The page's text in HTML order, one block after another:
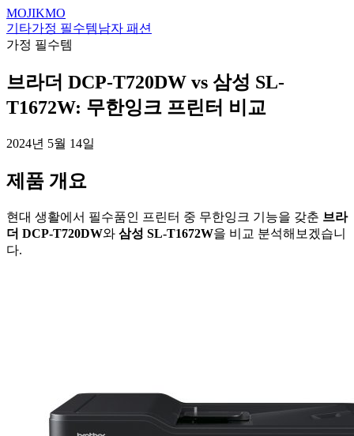
MOJIKMO
기타가정 필수템남자 패션
가정 필수템
브라더 DCP-T720DW vs 삼성 SL-
T1672W: 무한잉크 프린터 비교
2024년 5월 14일
제품 개요
현대 생활에서 필수품인 프린터 중 무한잉크 기능을 갖춘 브라
더 DCP-T720DW와 삼성 SL-T1672W을 비교 분석해보겠습니
다.